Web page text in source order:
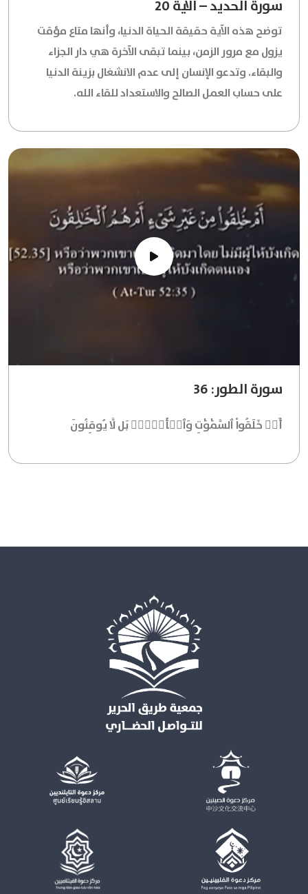
سورة الحديد – الآية 20
توضح هذه الآية حقيقة الحياة الدنيا، وأنها متاع مؤقت
يزول مع مرور الزمن، بينما تبقى الآخرة هي دار الجزاء
والبقاء. وتدعو الإنسان إلى عدم الانشغال بزينة الدنيا
على حساب العمل الصالح والاستعداد للقاء الله.
سورة الطور: 36
أَمۡ خَلَقُواْ ٱلسَّمَٰوَٰتِ وَٱلۡأَرۡضَۚ بَل لَّا يُوقِنُونَ